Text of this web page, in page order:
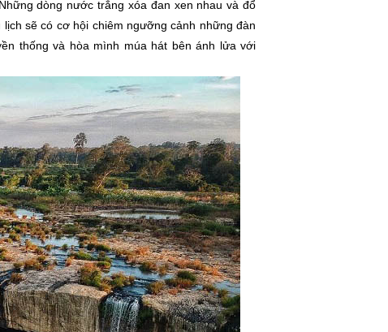
dòng nước trắng xóa đan xen nhau và đổ
sẽ có cơ hội chiêm ngưỡng cảnh những đàn
thống và hòa mình múa hát bên ánh lửa với